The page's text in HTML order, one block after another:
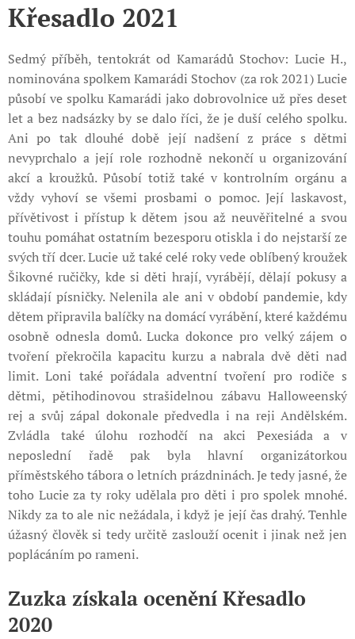
Křesadlo 2021
Sedmý příběh, tentokrát od Kamarádů Stochov: Lucie H.,
nominována spolkem Kamarádi Stochov (za rok 2021) Lucie
působí ve spolku Kamarádi jako dobrovolnice už přes deset
let a bez nadsázky by se dalo říci, že je duší celého spolku.
Ani po tak dlouhé době její nadšení z práce s dětmi
nevyprchalo a její role rozhodně nekončí u organizování
akcí a kroužků. Působí totiž také v kontrolním orgánu a
vždy vyhoví se všemi prosbami o pomoc. Její laskavost,
přívětivost i přístup k dětem jsou až neuvěřitelné a svou
touhu pomáhat ostatním bezesporu otiskla i do nejstarší ze
svých tří dcer. Lucie už také celé roky vede oblíbený kroužek
Šikovné ručičky, kde si děti hrají, vyrábějí, dělají pokusy a
skládají písničky. Nelenila ale ani v období pandemie, kdy
dětem připravila balíčky na domácí vyrábění, které každému
osobně odnesla domů. Lucka dokonce pro velký zájem o
tvoření překročila kapacitu kurzu a nabrala dvě děti nad
limit. Loni také pořádala adventní tvoření pro rodiče s
dětmi, pětihodinovou strašidelnou zábavu Halloweenský
rej a svůj zápal dokonale předvedla i na reji Andělském.
Zvládla také úlohu rozhodčí na akci Pexesiáda a v
neposlední řadě pak byla hlavní organizátorkou
příměstského tábora o letních prázdninách. Je tedy jasné, že
toho Lucie za ty roky udělala pro děti i pro spolek mnohé.
Nikdy za to ale nic nežádala, i když je její čas drahý. Tenhle
úžasný člověk si tedy určitě zaslouží ocenit i jinak než jen
poplácáním po rameni.
Zuzka získala ocenění Křesadlo
2020